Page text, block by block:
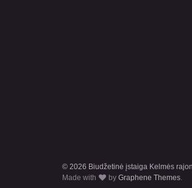
© 2026 Biudžetinė įstaiga Kelmės
Made with
byGraphene Themes